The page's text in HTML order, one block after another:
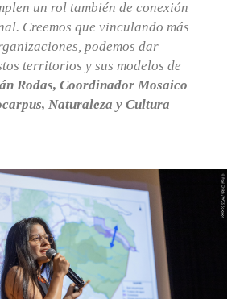
un rol también de conexión
Creemos que vinculando más
podemos dar
territorios y sus modelos de
Rodas, Coordinador Mosaico
Naturaleza y Cultura